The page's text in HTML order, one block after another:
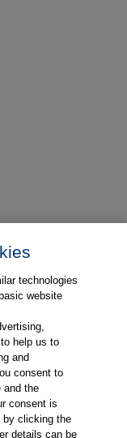
technologies
website
help us to
and
consent to
and the
consent is
by clicking the
details can be